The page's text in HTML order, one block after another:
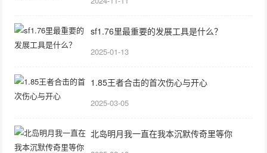
sf1.76里最重要的发展工具是什么？
2025-01-13
1.85王者合击的首次伤心与开心
2025-03-05
北岛明月我一直在我本沉默传奇里等你